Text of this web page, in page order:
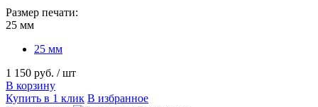
Размер печати:
25 мм
25 мм
1 150 руб. / шт
В корзину
Купить в 1 клик В избранное